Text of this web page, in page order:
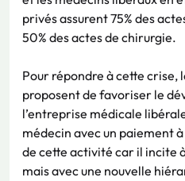
privés assurent 75% des
50% des actes de chirurgie.
Pour répondre à cette crise,
proposent de favoriser le
l’entreprise médicale
médecin avec un paiement
de cette activité car il incite
mais avec une nouvelle